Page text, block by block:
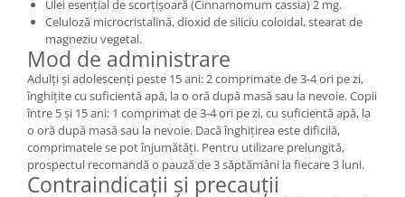
Ulei esențial de scorțișoară (Cinnamomum cassia) 2 mg.
Celuloză microcristalină, dioxid de siliciu coloidal, stearat de
magneziu vegetal.
Mod de administrare
Adulți și adolescenți peste 15 ani: 2 comprimate de 3-4 ori pe zi,
înghițite cu suficientă apă, la o oră după masă sau la nevoie. Copii
între 5 și 15 ani: 1 comprimat de 3-4 ori pe zi, cu suficientă apă, la
o oră după masă sau la nevoie. Dacă înghițirea este dificilă,
comprimatele se pot înjumătăți. Pentru utilizare prelungită,
prospectul recomandă o pauză de 3 săptămâni la fiecare 3 luni.
Contraindicații și precauții